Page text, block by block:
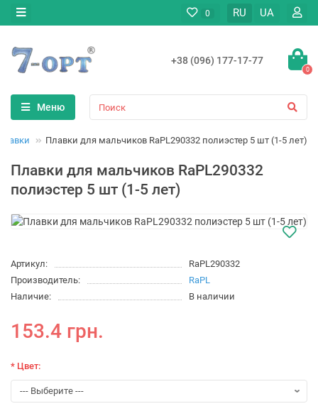
0 RU UA
+38 (096) 177-17-77
0
Меню
Плавки для мальчиков RaPL290332 полиэстер 5 шт (1-5 лет)
Плавки для мальчиков RaPL290332
полиэстер 5 шт (1-5 лет)
Артикул:
RaPL290332
Производитель:
RaPL
Наличие:
В наличии
153.4 грн.
* Цвет: